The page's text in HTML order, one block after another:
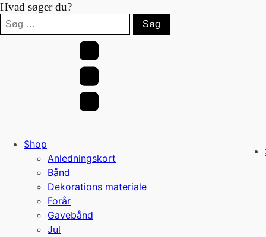
Hvad søger du?
Søg
efter:
Shop
Anledningskort
Bånd
Dekorations materiale
Forår
Gavebånd
Jul